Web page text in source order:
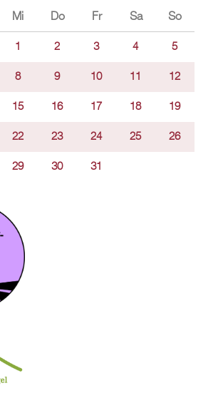
Mi Do Fr Sa So
1 2 3 4 5
8 9 10 11 12
15 16 17 18 19
22 23 24 25 26
29 30 31